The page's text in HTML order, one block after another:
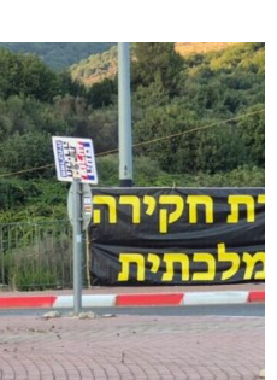
מכבי מעלות: 13 מדליות באליפות ישראל